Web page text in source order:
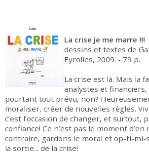
La crise je me marre !!!
dessins et textes de
Eyrolles, 2009. - 79 p.
La crise est là. Mais la
analystes et
pourtant tout prévu, non?
moraliser, créer de nouvelles règles.
c’est l’occasion de changer, et surtout,
confiance! Ce n’est pas le moment
contraire, gardons le moral et op-ti-
la sortie... de la crise!